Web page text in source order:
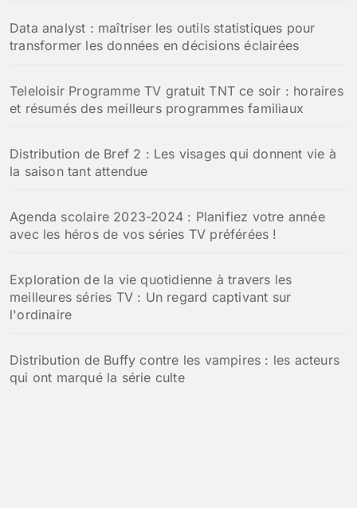
Data analyst : maîtriser les outils statistiques pour
transformer les données en décisions éclairées
Teleloisir Programme TV gratuit TNT ce soir : horaires
et résumés des meilleurs programmes familiaux
Distribution de Bref 2 : Les visages qui donnent vie à
la saison tant attendue
Agenda scolaire 2023-2024 : Planifiez votre année
avec les héros de vos séries TV préférées !
Exploration de la vie quotidienne à travers les
meilleures séries TV : Un regard captivant sur
l'ordinaire
Distribution de Buffy contre les vampires : les acteurs
qui ont marqué la série culte